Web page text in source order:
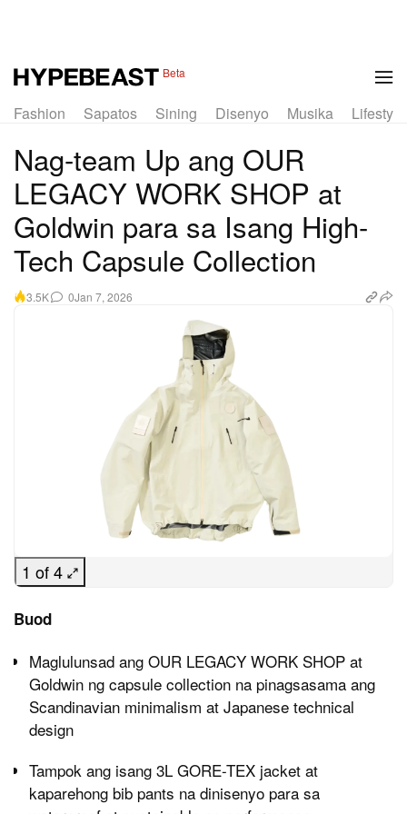
Beta
Fashion Sapatos Sining Disenyo Musika Lifestyle
Nag-team Up ang OUR
LEGACY WORK SHOP at
Goldwin para sa Isang High-
Tech Capsule Collection
3.5K 0Jan 7, 2026
1 of 4
Buod
Maglulunsad ang OUR LEGACY WORK SHOP at
Goldwin ng capsule collection na pinagsasama ang
Scandinavian minimalism at Japanese technical
design
Tampok ang isang 3L GORE-TEX jacket at
kaparehong bib pants na dinisenyo para sa